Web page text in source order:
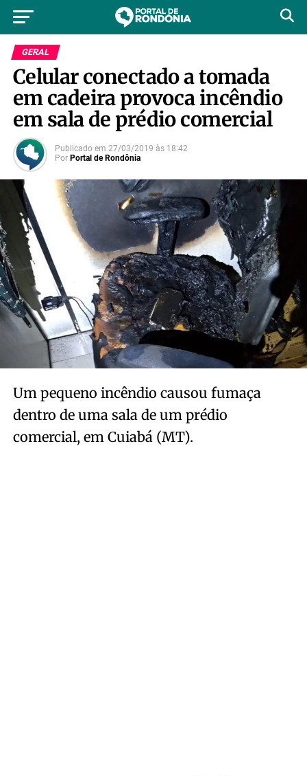
GERAL
Celular conectado a tomada
em cadeira provoca incêndio
em sala de prédio comercial
Publicado em 27/03/2019 às 18:42
Por Portal de Rondônia
Um pequeno incêndio causou fumaça
dentro de uma sala de um prédio
comercial, em Cuiabá (MT).